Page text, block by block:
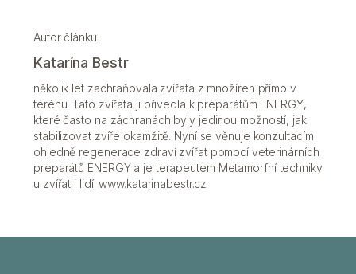
Autor článku
Katarína Bestr
několik let zachraňovala zvířata z množíren přímo v
terénu. Tato zvířata ji přivedla k preparátům ENERGY,
které často na záchranách byly jedinou možností, jak
stabilizovat zvíře okamžitě. Nyní se věnuje konzultacím
ohledně regenerace zdraví zvířat pomocí veterinárních
preparátů ENERGY a je terapeutem Metamorfní techniky
u zvířat i lidí. www.katarinabestr.cz